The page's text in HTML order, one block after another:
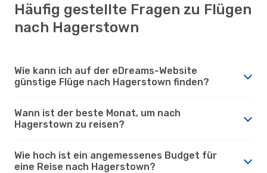
Häufig gestellte Fragen zu Flügen
nach Hagerstown
Wie kann ich auf der eDreams-Website
günstige Flüge nach Hagerstown finden?
Wann ist der beste Monat, um nach
Hagerstown zu reisen?
Wie hoch ist ein angemessenes Budget für
eine Reise nach Hagerstown?